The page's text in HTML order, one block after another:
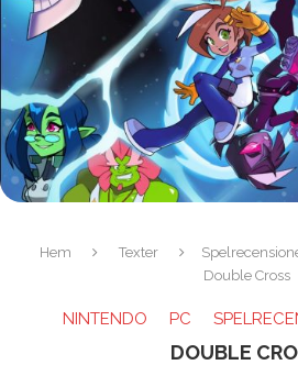
Hem Texter
Double Cross
NINTENDO PC
DOUBLE